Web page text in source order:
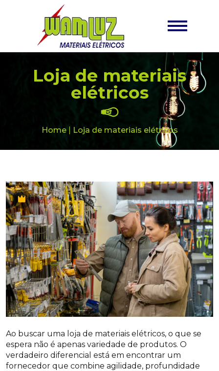
Loja de materiais
elétricos
Home| Loja de materiais elétricos
Ao buscar uma loja de materiais elétricos, o que se
espera não é apenas variedade de produtos. O
verdadeiro diferencial está em encontrar um
fornecedor que combine agilidade, profundidade